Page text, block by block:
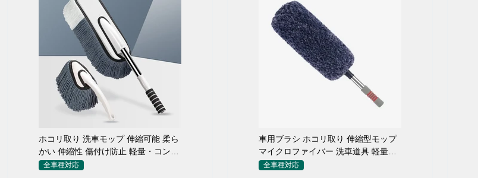
ホコリ取り 洗車モップ 伸縮可能 柔ら
かい 伸縮性 傷付け防止 軽量・コンパ
クト
全車種対応
車用ブラシ ホコリ取り 伸縮型モップ
マイクロファイバー 洗車道具 軽量・
コンパクト
全車種対応